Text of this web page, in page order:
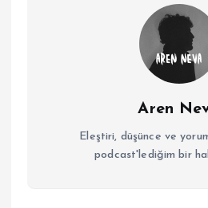
Aren
Eleştiri, düşünce ve
podcast'lediğim bir